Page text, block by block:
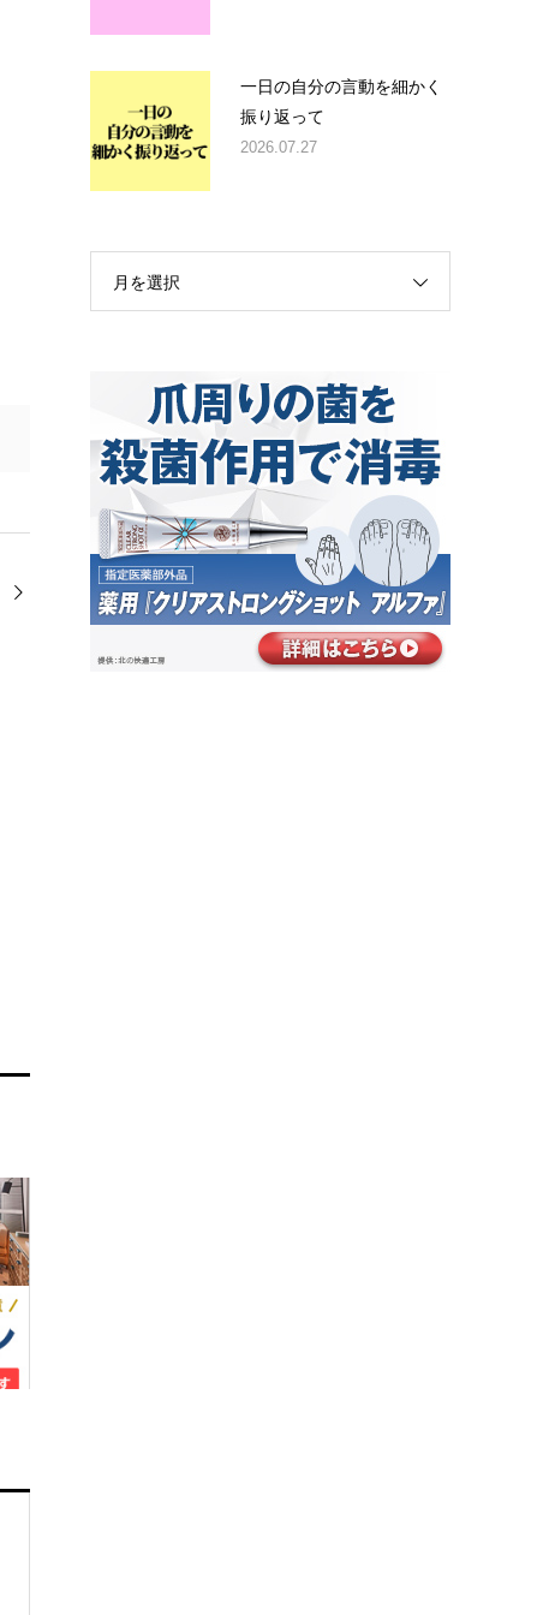
一日の自分の言動を細かく
振り返って
2026.07.27
月を選択